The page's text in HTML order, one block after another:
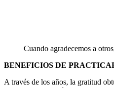
Cuando agradecemos a
BENEFICIOS DE
A través de los años, la gratitud